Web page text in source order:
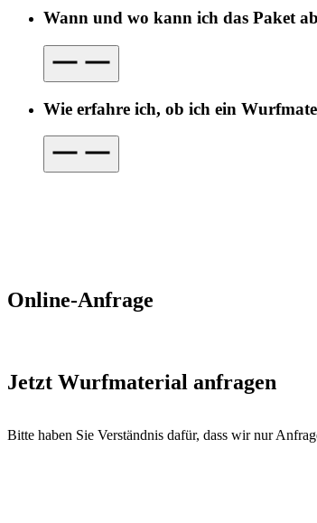
Wann und wo kann ich das Paket
Wie erfahre ich, ob ich ein
Online-Anfrage
Jetzt Wurfmaterial anfragen
Bitte haben Sie Verständnis dafür, dass wir nur